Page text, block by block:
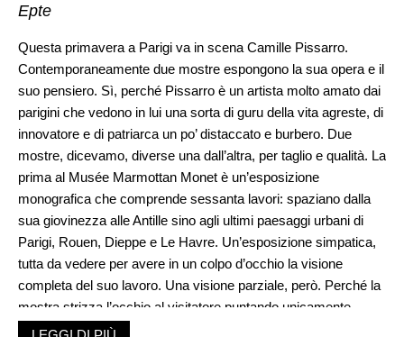
Epte
Questa primavera a Parigi va in scena Camille Pissarro.
Contemporaneamente due mostre espongono la sua opera e il
suo pensiero. Sì, perché Pissarro è un artista molto amato dai
parigini che vedono in lui una sorta di guru della vita agreste, di
innovatore e di patriarca un po’ distaccato e burbero. Due
mostre, dicevamo, diverse una dall’altra, per taglio e qualità. La
prima al Musée Marmottan Monet è un’esposizione
monografica che comprende sessanta lavori: spaziano dalla
sua giovinezza alle Antille sino agli ultimi paesaggi urbani di
Parigi, Rouen, Dieppe e Le Havre. Un’esposizione simpatica,
tutta da vedere per avere in un colpo d’occhio la visione
completa del suo lavoro. Una visione parziale, però. Perché la
mostra strizza l’occhio al visitatore puntando unicamente
sull’aspetto bucolico delle sue opere. Al contrario il Musée du